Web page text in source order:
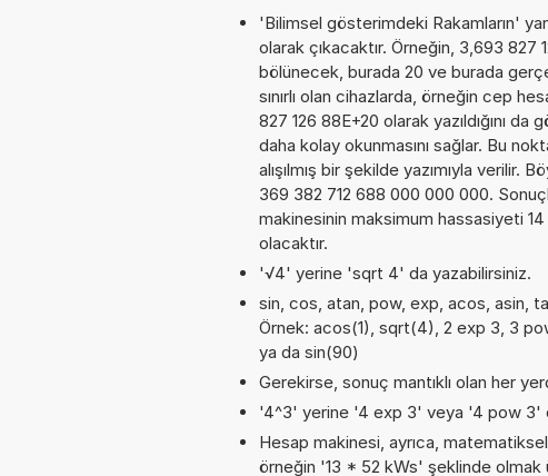
'Bilimsel gösterimdeki Rakamların'
olarak çıkacaktır. Örneğin, 3,693 827
bölünecek, burada 20 ve burada
sınırlı olan cihazlarda, örneğin cep
827 126 88E+20 olarak yazıldığını
daha kolay okunmasını sağlar. Bu
alışılmış bir şekilde yazımıyla
369 382 712 688 000 000 000.
makinesinin maksimum hassasiyeti
olacaktır.
'√4' yerine 'sqrt 4' da yazabilirsiniz.
sin, cos, atan, pow, exp, acos, asin,
Örnek: acos(1), sqrt(4), 2 exp 3, 3
ya da sin(90)
Gerekirse, sonuç mantıklı olan her
'4^3' yerine '4 exp 3' veya '4 pow 3'
Hesap makinesi, ayrıca, matematiksel
örneğin '13 * 52 kWs' şeklinde